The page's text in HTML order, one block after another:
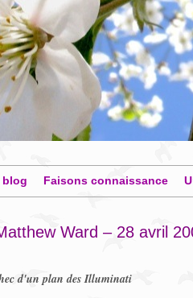
blog Faisons connaissance
Ward – 28 avril
d'un plan des Illuminati